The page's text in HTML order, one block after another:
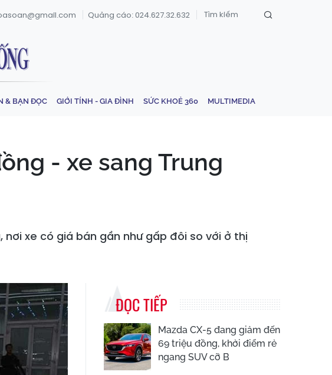
Quảng cáo: 024.627.32.632
& BẠN ĐỌC GIỚI TÍNH - GIA ĐÌNH SỨC KHOẺ 360 MULTIMEDIA
- xe sang Trung
xe có giá bán gần như gấp đôi so với ở thị
ĐỌC TIẾP
Mazda CX-5 đang giảm đến
69 triệu đồng, khởi điểm rẻ
ngang SUV cỡ B